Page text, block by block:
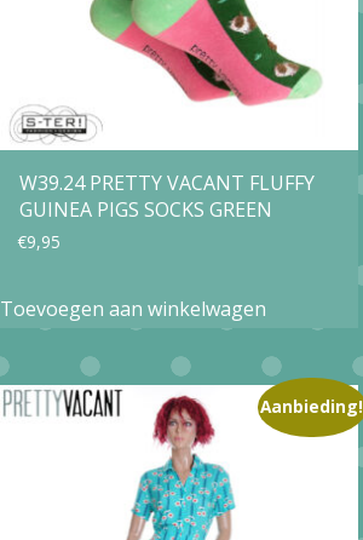
W39.24 PRETTY VACANT FLUFFY
GUINEA PIGS SOCKS GREEN
€9,95
Toevoegen aan winkelwagen
Aanbieding!